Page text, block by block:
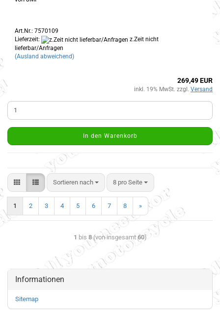
Art.Nr.: 7570109
Lieferzeit:
z.Zeit nicht
lieferbar/Anfragen
(Ausland abweichend)
269,49 EUR
inkl. 19% MwSt. zzgl. Versand
In den Warenkorb
Sortieren nach 8 pro Seite
1 2 3 4 5 6 7 8 »
1 bis 8(von insgesamt60)
Informationen
Sitemap